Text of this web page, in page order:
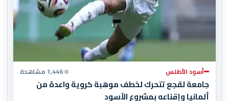
أسود الأطلس 1,446 مشاهدة
جامعة لقجع تتحرك لخطف موهبة كروية واعدة من
ألمانيا وإقناعه بمشروع الأسود